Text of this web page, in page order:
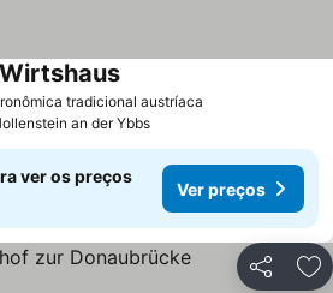
tradicional austríaca
an der Ybbs
ver os preços
Ver preços
Partilhar